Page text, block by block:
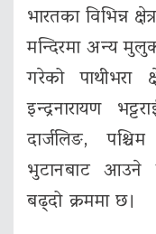
भारतका विभिन्न
मन्दिरमा अन्य
गरेको पाथीभरा
इन्द्रनारायण
दार्जलिङ,
भुटानबाट आउने
बढ्दो क्रममा छ।